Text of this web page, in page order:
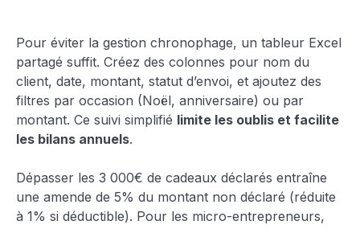
Pour éviter la gestion chronophage, un tableur Excel
partagé suffit. Créez des colonnes pour nom du
client, date, montant, statut d’envoi, et ajoutez des
filtres par occasion (Noël, anniversaire) ou par
montant. Ce suivi simplifié limite les oublis et facilite
les bilans annuels.
Dépasser les 3 000€ de cadeaux déclarés entraîne
une amende de 5% du montant non déclaré (réduite
à 1% si déductible). Pour les micro-entrepreneurs,